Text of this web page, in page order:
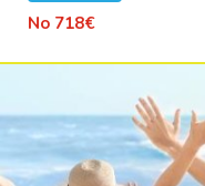
No 718€